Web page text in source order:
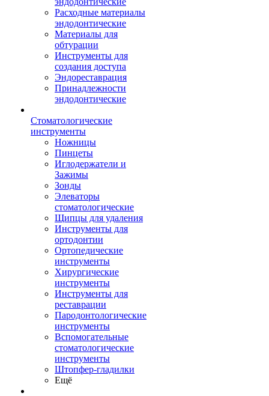
Расходные материалы
эндодонтические
Материалы для
обтурации
Инструменты для
создания доступа
Эндореставрация
Принадлежности
эндодонтические
Стоматологические
инструменты
Ножницы
Пинцеты
Иглодержатели и
Зажимы
Зонды
Элеваторы
стоматологические
Щипцы для удаления
Инструменты для
ортодонтии
Ортопедические
инструменты
Хирургические
инструменты
Инструменты для
реставрации
Пародонтологические
инструменты
Вспомогательные
стоматологические
инструменты
Штопфер-гладилки
Ещё